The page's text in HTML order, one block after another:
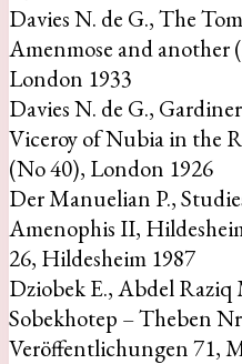
Davies N. de G., The
Amenmose and another
London 1933
Davies N. de G.,
Viceroy of Nubia in the
(No 40), London 1926
Der Manuelian P.,
Amenophis II,
26, Hildesheim 1987
Dziobek E., Abdel Raziq
Sobekhotep – Theben
Veröffentlichungen 71,